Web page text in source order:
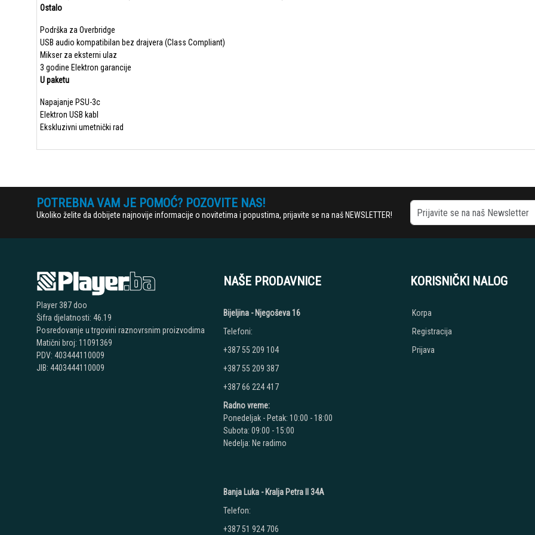
Ostalo
Podrška za Overbridge
USB audio kompatibilan bez drajvera (Class Compliant)
Mikser za eksterni ulaz
3 godine Elektron garancije
U paketu
Napajanje PSU-3c
Elektron USB kabl
Ekskluzivni umetnički rad
POTREBNA VAM JE POMOĆ? POZOVITE NAS!
Ukoliko želite da dobijete najnovije informacije o novitetima i popustima, prijavite se na naš NEWSLETTER!
Player 387 doo
Šifra djelatnosti: 46.19
Posredovanje u trgovini raznovrsnim proizvodima
Matični broj: 11091369
PDV: 403444110009
JIB: 4403444110009
NAŠE PRODAVNICE
Bijeljina - Njegoševa 16
Telefoni:
+387 55 209 104
+387 55 209 387
+387 66 224 417
Radno vreme:
Ponedeljak - Petak: 10:00 - 18:00
Subota: 09:00 - 15:00
Nedelja: Ne radimo
Banja Luka - Kralja Petra II 34A
Telefon:
+387 51 924 706
KORISNIČKI NALOG
Korpa
Registracija
Prijava